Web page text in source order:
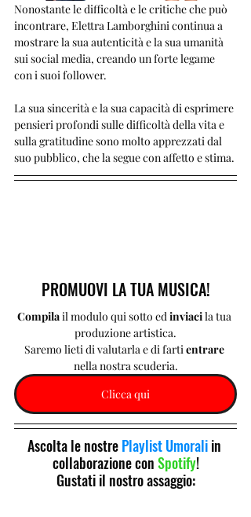
Nonostante le difficoltà e le critiche che può
incontrare, Elettra Lamborghini continua a
mostrare la sua autenticità e la sua umanità
sui social media, creando un forte legame
con i suoi follower.
La sua sincerità e la sua capacità di esprimere
pensieri profondi sulle difficoltà della vita e
sulla gratitudine sono molto apprezzati dal
suo pubblico, che la segue con affetto e stima.
PROMUOVI LA TUA MUSICA!
Compila il modulo qui sotto ed inviaci la tua
produzione artistica.
Saremo lieti di valutarla e di farti entrare
nella nostra scuderia.
Clicca qui
Ascolta le nostre Playlist Umorali in
collaborazione con Spotify!
Gustati il nostro assaggio: